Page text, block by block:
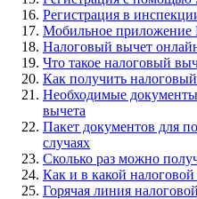
Регистрация в
Мобильное
Налоговый вычет
Что такое налоговый
Как получить
Необходимые
вычета
Пакет документов для
случаях
Сколько раз можно
Как и в какой
Горячая линия